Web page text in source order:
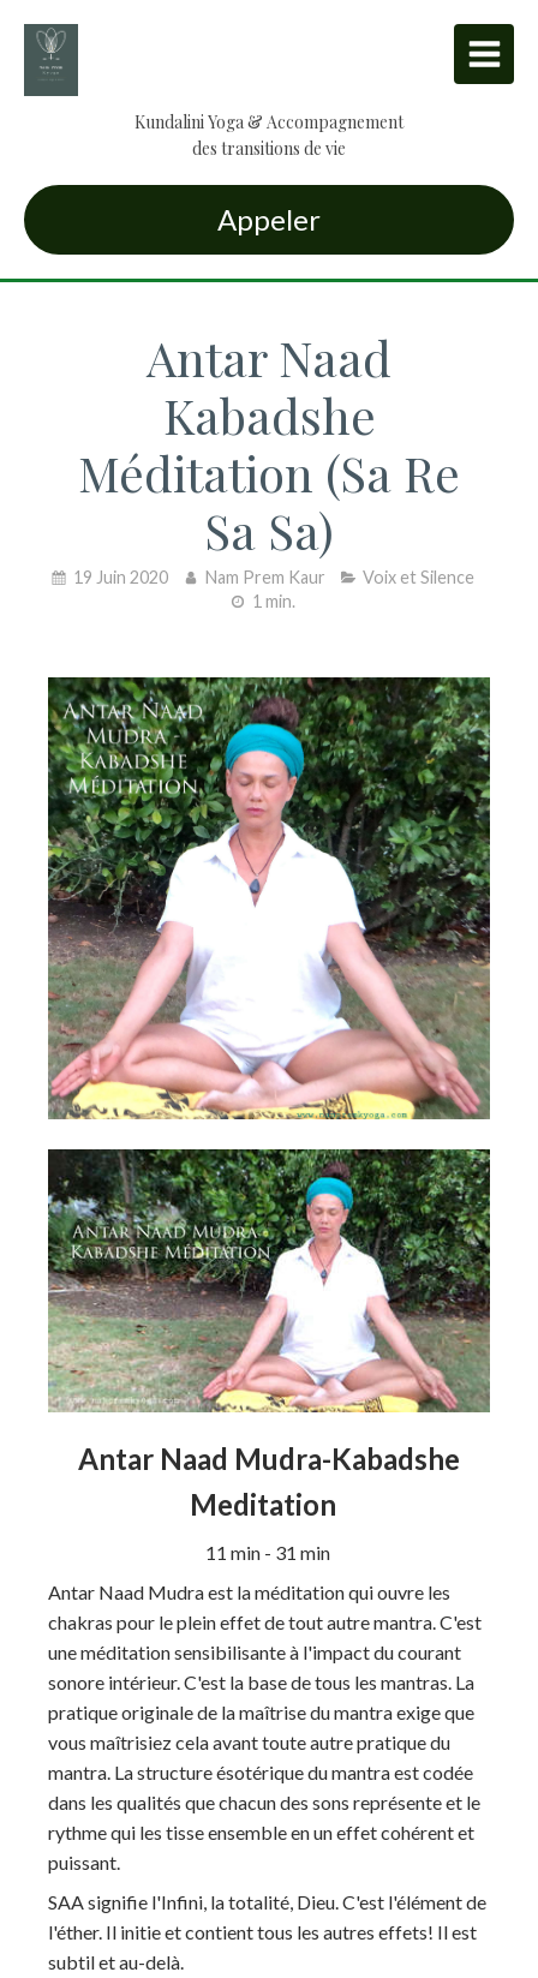
Kundalini Yoga & Accompagnement
des transitions de vie
Appeler
Antar Naad
Kabadshe
Méditation (Sa Re
Sa Sa)
19 Juin 2020 Nam Prem Kaur
Voix et Silence
1 min.
Antar Naad Mudra-Kabadshe
Meditation
11 min - 31 min
Antar Naad Mudra est la méditation qui ouvre les
chakras pour le plein effet de tout autre mantra. C'est
une méditation sensibilisante à l'impact du courant
sonore intérieur. C'est la base de tous les mantras. La
pratique originale de la maîtrise du mantra exige que
vous maîtrisiez cela avant toute autre pratique du
mantra. La structure ésotérique du mantra est codée
dans les qualités que chacun des sons représente et le
rythme qui les tisse ensemble en un effet cohérent et
puissant.
SAA signifie l'Infini, la totalité, Dieu. C'est l'élément de
l'éther. Il initie et contient tous les autres effets! Il est
subtil et au-delà.